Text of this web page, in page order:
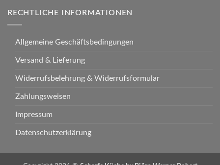
RECHTLICHE INFORMATIONEN
Allgemeine Geschäftsbedingungen
Versand & Lieferung
Widerrufsbelehrung & Widerrufsformular
Zahlungsweisen
Impressum
Datenschutzerklärung